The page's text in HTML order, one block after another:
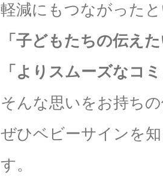
軽減にもつながった
「子どもたちの伝え
「よりスムーズなコ
そんな思いをお持ちの
ぜひベビーサインを
す。